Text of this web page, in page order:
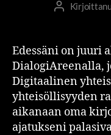
Edessäni on juuri
DialogiAreenalla,
Digitaalinen
yhteisöllisyyden
aikanaan oma
ajatukseni